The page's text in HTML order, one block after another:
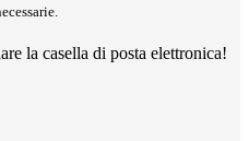
la casella di posta elettronica!